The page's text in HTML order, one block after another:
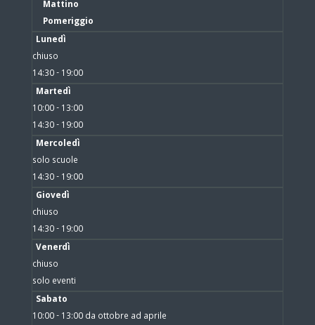
Mattino
Pomeriggio
Lunedì
chiuso
14:30 - 19:00
Martedì
10:00 - 13:00
14:30 - 19:00
Mercoledì
solo scuole
14:30 - 19:00
Giovedì
chiuso
14:30 - 19:00
Venerdì
chiuso
solo eventi
Sabato
10:00 - 13:00 da ottobre ad aprile